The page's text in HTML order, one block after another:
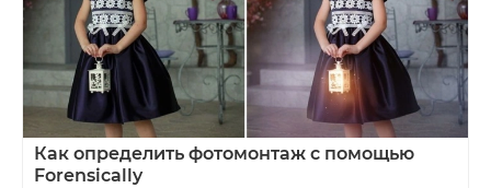
Как определить фотомонтаж с помощью
Forensically